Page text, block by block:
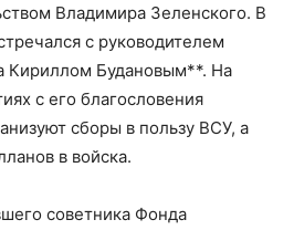
Владимира Зеленского. В
с руководителем
Кириллом Будановым**. На
с его благословения
сборы в пользу ВСУ, а
в войска.
советника Фонда